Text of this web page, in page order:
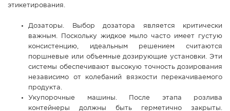
этикетирования.
Дозаторы. Выбор дозатора является критически
важным. Поскольку жидкое мыло часто имеет густую
консистенцию, идеальным решением считаются
поршневые или объемные дозирующие установки. Эти
системы обеспечивают высокую точность дозирования
независимо от колебаний вязкости перекачиваемого
продукта.
Укупорочные машины. После этапа розлива
контейнеры должны быть герметично закрыты.